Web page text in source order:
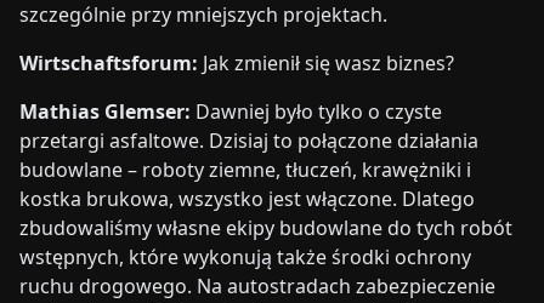
szczególnie przy mniejszych projektach.
Wirtschaftsforum: Jak zmienił się wasz biznes?
Mathias Glemser: Dawniej było tylko o czyste
przetargi asfaltowe. Dzisiaj to połączone działania
budowlane – roboty ziemne, tłuczeń, krawężniki i
kostka brukowa, wszystko jest włączone. Dlatego
zbudowaliśmy własne ekipy budowlane do tych robót
wstępnych, które wykonują także środki ochrony
ruchu drogowego. Na autostradach zabezpieczenie